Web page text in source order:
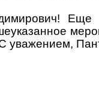
Еще
С уважением,